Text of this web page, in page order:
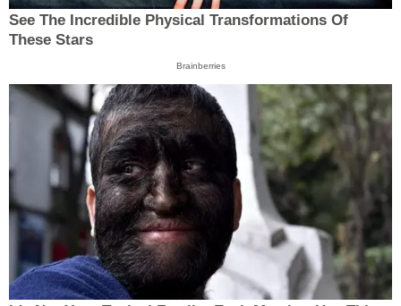
See The Incredible Physical Transformations Of
These Stars
Brainberries